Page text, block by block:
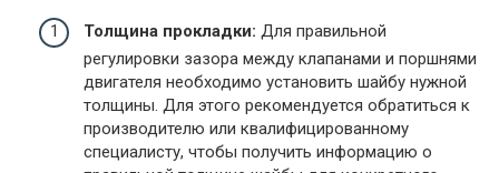
Толщина прокладки: Для правильной
регулировки зазора между клапанами и поршнями
двигателя необходимо установить шайбу нужной
толщины. Для этого рекомендуется обратиться к
производителю или квалифицированному
специалисту, чтобы получить информацию о